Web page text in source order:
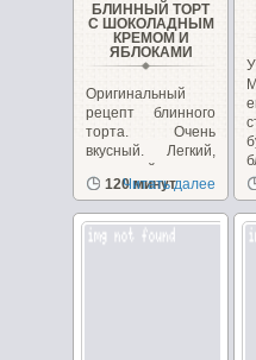
БЛИННЫЙ ТОРТ
С ШОКОЛАДНЫМ
КРЕМОМ И
ЯБЛОКАМИ
Оригинальный
рецепт блинного
торта. Очень
вкусный. Легкий,
нежирный крем.
Красивый...
120 минут
Читать далее